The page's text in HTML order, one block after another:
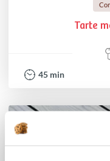
Tarte
45 min